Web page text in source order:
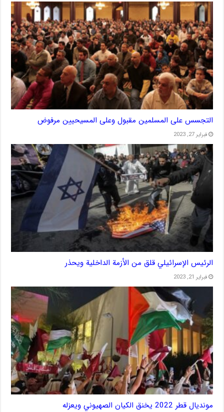
التجسس على المسلمين مقبول وعلى المسيحيين مرفوض
فبراير 27, 2023
الرئيس الإسرائيلي قلق من الأزمة الداخلية ويحذر
فبراير 21, 2023
مونديال قطر 2022 يخنق الكيان الصهيوني ويعزله